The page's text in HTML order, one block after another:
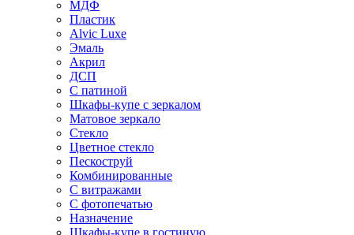
МДФ
Пластик
Alvic Luxe
Эмаль
Акрил
ДСП
С патиной
Шкафы-купе с зеркалом
Матовое зеркало
Стекло
Цветное стекло
Пескоструй
Комбинированные
С витражами
С фотопечатью
Назначение
Шкафы-купе в гостиную